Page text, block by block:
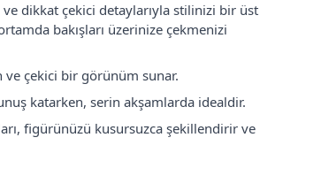
dikkat çekici detaylarıyla stilinizi bir üst
bakışları üzerinize çekmenizi
ve çekici bir görünüm sunar.
katarken, serin akşamlarda idealdir.
figürünüzü kusursuzca şekillendirir ve